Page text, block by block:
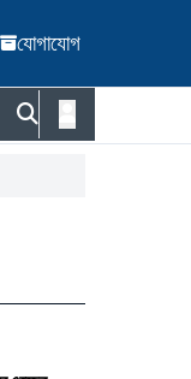
যোগাযোগ